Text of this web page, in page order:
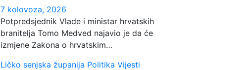
7 kolovoza, 2026
Potpredsjednik Vlade i ministar hrvatskih
branitelja Tomo Medved najavio je da će
izmjene Zakona o hrvatskim…
Ličko senjska županija Politika Vijesti